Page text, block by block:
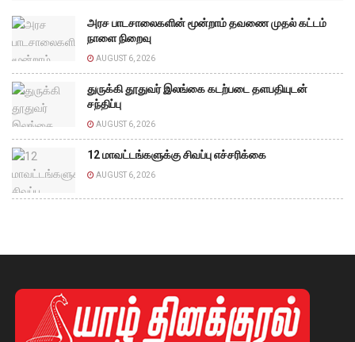
அரச பாடசாலைகளின் மூன்றாம் தவணை முதல் கட்டம்
நாளை நிறைவு
AUGUST 6, 2026
துருக்கி தூதுவர் இலங்கை கடற்படை தளபதியுடன்
சந்திப்பு
AUGUST 6, 2026
12 மாவட்டங்களுக்கு சிவப்பு எச்சரிக்கை
AUGUST 6, 2026